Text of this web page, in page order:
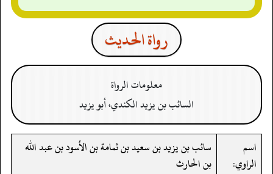
رواة الحدیث
معلومات الرواة
السائب بن يزيد الكندي، أبو يزيد
اسم
الراوي:
سائب بن يزيد بن سعيد بن ثمامة بن الأسود بن عبد الله
بن الحارث